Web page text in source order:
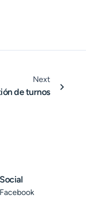
Next
de turnos
Social
Facebook